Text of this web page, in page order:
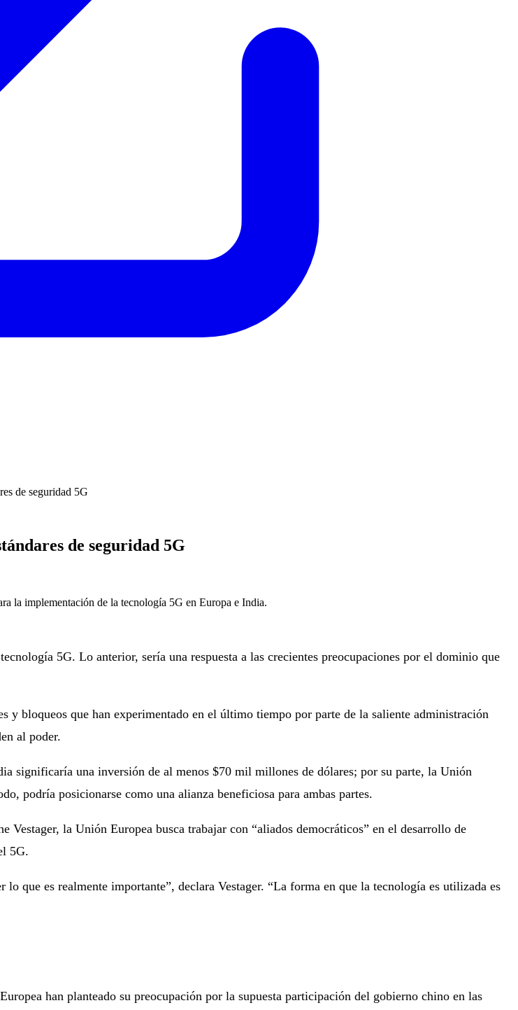
de seguridad 5G
de seguridad 5G
la implementación de la tecnología 5G en Europa e India.
5G. Lo anterior, sería una respuesta a las crecientes preocupaciones por el dominio que
y bloqueos que han experimentado en el último tiempo por parte de la saliente administración
al poder.
significaría una inversión de al menos $70 mil millones de dólares; por su parte, la Unión
podría posicionarse como una alianza beneficiosa para ambas partes.
la Unión Europea busca trabajar con “aliados democráticos” en el desarrollo de
5G.
que es realmente importante”, declara Vestager. “La forma en que la tecnología es utilizada es
han planteado su preocupación por la supuesta participación del gobierno chino en las